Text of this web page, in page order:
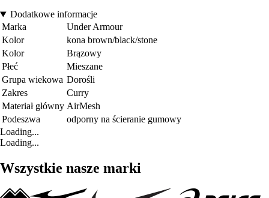
Dodatkowe informacje
Marka
Under Armour
Kolor
kona brown/black/stone
Kolor
Brązowy
Płeć
Mieszane
Grupa wiekowa Dorośli
Zakres
Curry
Materiał główny AirMesh
Podeszwa
odporny na ścieranie gumowy
Loading...
Loading...
Wszystkie nasze marki